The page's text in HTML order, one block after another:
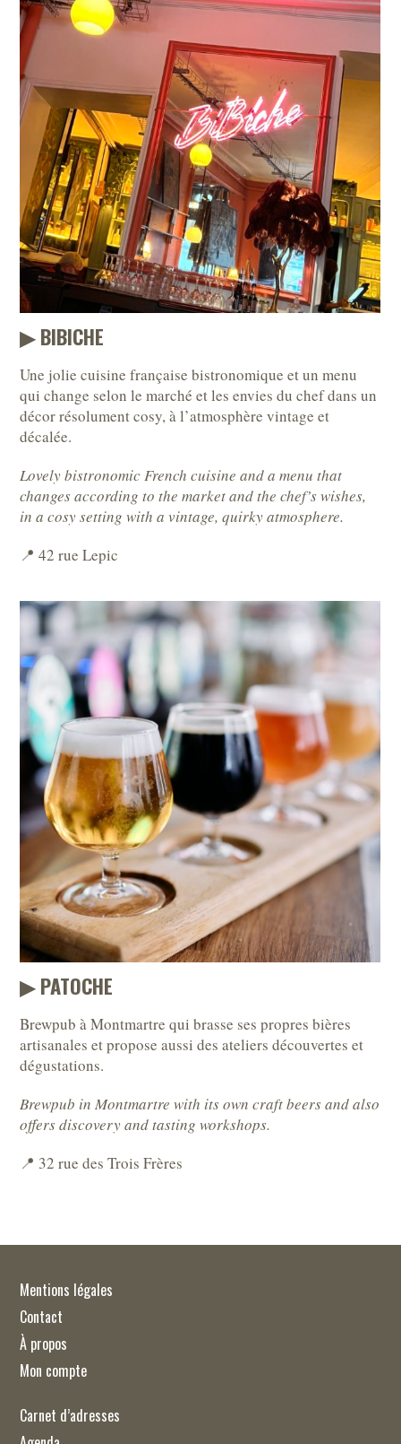
▶︎ BIBICHE
Une jolie cuisine française bistronomique et un menu
qui change selon le marché et les envies du chef dans un
décor résolument cosy, à l’atmosphère vintage et
décalée.
Lovely bistronomic French cuisine and a menu that
changes according to the market and the chef’s wishes,
in a cosy setting with a vintage, quirky atmosphere.
📍 42 rue Lepic
▶︎ PATOCHE
Brewpub à Montmartre qui brasse ses propres bières
artisanales et propose aussi des ateliers découvertes et
dégustations.
Brewpub in Montmartre with its own craft beers and also
offers discovery and tasting workshops.
📍 32 rue des Trois Frères
Mentions légales
Contact
À propos
Mon compte
Carnet d’adresses